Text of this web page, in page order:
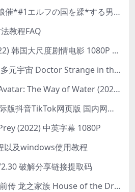
OVA巨*エルフ母娘催*#1エルフの国を蹂*する男。汚された女王と姫
教程FAQ
B级文件 B컷 (2022) 韩国大尺度剧情电影 1080P 中字
奇异博士2：疯狂多元宇宙 Doctor Strange in the Multiverse of Madness (2022) 高清版1080p
阿凡达：水之道 Avatar: The Way of Water (2022) 1080p 2k 4k 中文字幕
ProxiTok 开源国际版抖音TikTok网页版 国内网络直连
(2022) 中英字幕 1080P
以及windows使用教程
破解分享链接提取码
HBO 权力的游戏前传 龙之家族 House of the Dragon (2022) 中字 1080P 更新4集